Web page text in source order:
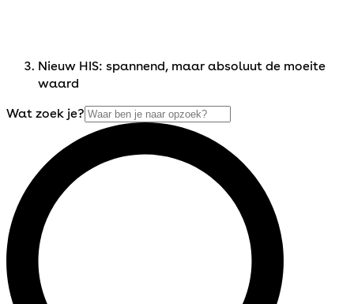
Nieuw HIS: spannend, maar absoluut de moeite
waard
Wat zoek je?